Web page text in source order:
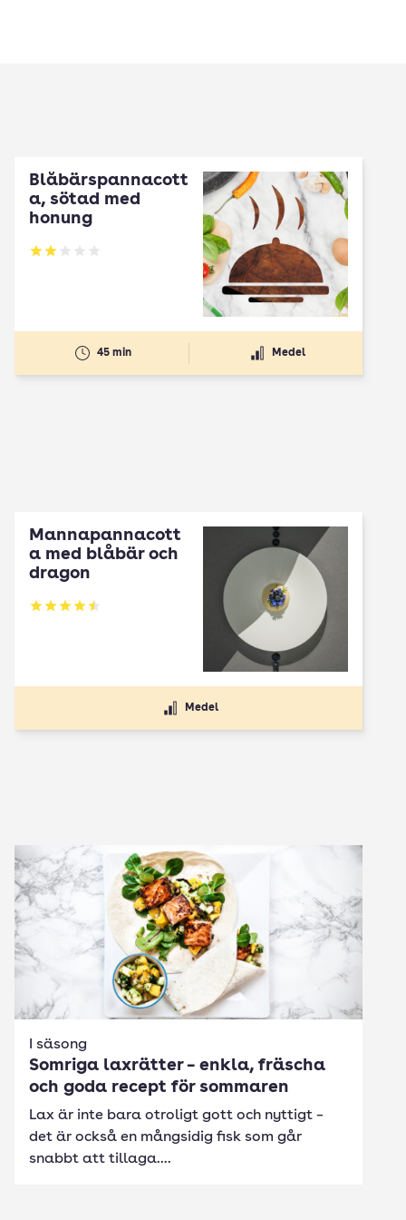
Blåbärspannacott
a, sötad med
honung
Betyg: 2 av 5
45 min Medel
Mannapannacott
a med blåbär och
dragon
Betyg: 4.5 av 5
Medel
I säsong
Somriga laxrätter – enkla, fräscha
och goda recept för sommaren
Lax är inte bara otroligt gott och nyttigt –
det är också en mångsidig fisk som går
snabbt att tillaga....